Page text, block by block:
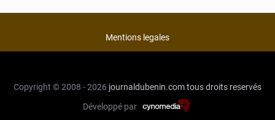
Mentions legales
Copyright © 2008 - 2026 journaldubenin.comtous droits reservés
Développé par